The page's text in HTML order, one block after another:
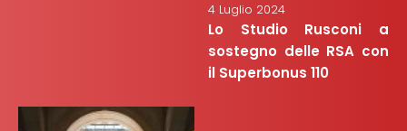
4 Luglio 2024
Lo Studio Rusconi a
sostegno delle RSA con
il Superbonus 110